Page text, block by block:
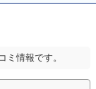
10位
情報です。